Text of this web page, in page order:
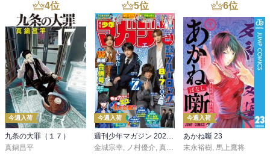
4位
今週入荷
九条の大罪（１７）
真鍋昌平
5位
今週入荷
金城宗幸
ノ村優介 真島ヒロ ,宮島礼吏, 新川直司
6位
今週入荷
あかね噺 23
末永裕樹 馬上鷹将